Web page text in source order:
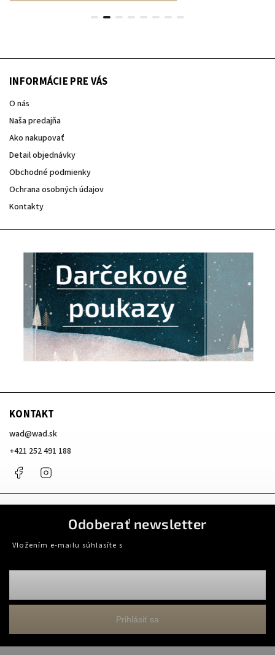
INFORMÁCIE PRE VÁS
O nás
Naša predajňa
Ako nakupovať
Detail objednávky
Obchodné podmienky
Ochrana osobných údajov
Kontakty
KONTAKT
wad@wad.sk
+421 252 491 188
Facebook
Odoberať newsletter
Vložením e-mailu súhlasíte s
Prihlásiť sa